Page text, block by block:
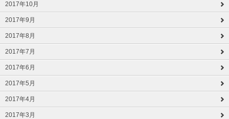
2017年10月
2017年9月
2017年8月
2017年7月
2017年6月
2017年5月
2017年4月
2017年3月